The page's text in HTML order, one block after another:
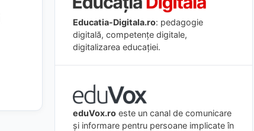
Educatia-Digitala.ro: pedagogie
digitală, competențe digitale,
digitalizarea educației.
eduVox.ro este un canal de comunicare
și informare pentru persoane implicate în